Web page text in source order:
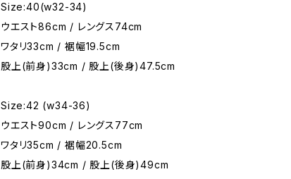
Size:40(w32-34)
ウエスト86cm / レングス74cm
ワタリ33cm / 裾幅19.5cm
股上(前身)33cm / 股上(後身)47.5cm
Size:42 (w34-36)
ウエスト90cm / レングス77cm
ワタリ35cm / 裾幅20.5cm
股上(前身)34cm / 股上(後身)49cm